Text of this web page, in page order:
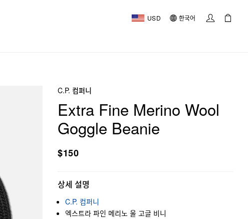
USD 한국어
C.P. 컴퍼니
Extra Fine Merino Wool
Goggle Beanie
$150
상세 설명
C.P. 컴퍼니
엑스트라 파인 메리노 울 고글 비니